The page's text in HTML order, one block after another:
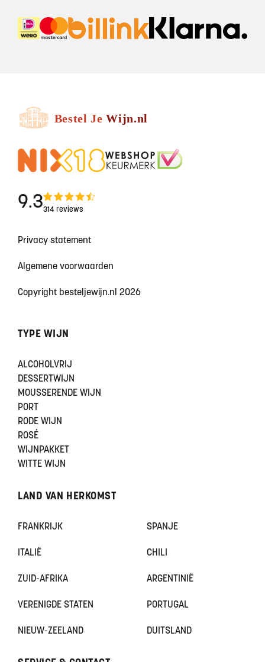
9.3314 reviews
Privacy statement
Algemene voorwaarden
Copyright besteljewijn.nl 2026
TYPE WIJN
ALCOHOLVRIJ
DESSERTWIJN
MOUSSERENDE WIJN
PORT
RODE WIJN
ROSÉ
WIJNPAKKET
WITTE WIJN
LAND VAN HERKOMST
FRANKRIJK SPANJE
ITALIË CHILI
ZUID-AFRIKA ARGENTINIË
VERENIGDE STATEN PORTUGAL
NIEUW-ZEELAND DUITSLAND